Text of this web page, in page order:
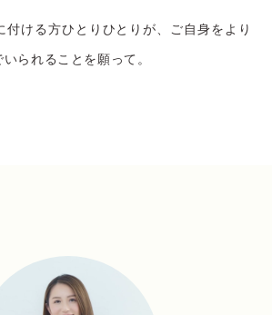
付ける方ひとりひとりが、 ご自身をより
られることを願って。